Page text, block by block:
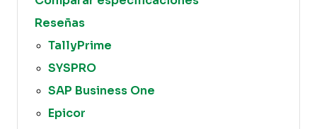
Reseñas
TallyPrime
SYSPRO
SAP Business One
Epicor